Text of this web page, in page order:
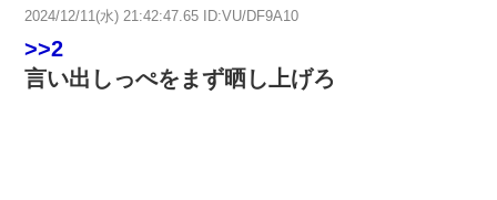
2024/12/11(水) 21:42:47.65 ID:VU/DF9A10
>>2
言い出しっぺをまず晒し上げろ